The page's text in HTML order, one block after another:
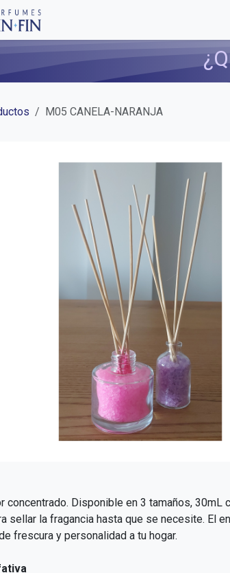
M05 CANELA-NARANJA
concentrado. Disponible en 3 tamaños,
sellar la fragancia hasta que se necesite. El
frescura y personalidad a tu hogar.